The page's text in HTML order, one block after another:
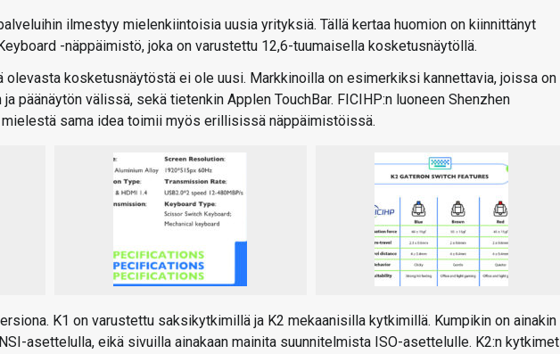
ilmestyy mielenkiintoisia uusia yrityksiä. Tällä kertaa huomion on kiinnittänyt
-näppäimistö, joka on varustettu 12,6-tuumaisella kosketusnäytöllä.
kosketusnäytöstä ei ole uusi. Markkinoilla on esimerkiksi kannettavia, joissa on
päänäytön välissä, sekä tietenkin Applen TouchBar. FICIHP:n luoneen Shenzhen
mielestä sama idea toimii myös erillisissä näppäimistöissä.
K1 on varustettu saksikytkimillä ja K2 mekaanisilla kytkimillä. Kumpikin on ainakin
asettelulla, eikä sivuilla ainakaan mainita suunnitelmista ISO-asettelulle. K2:n kytkimet